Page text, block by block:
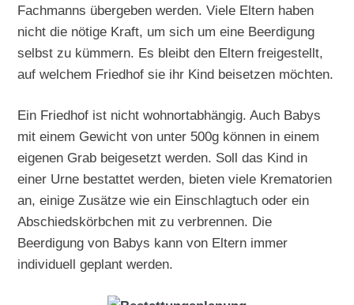
Fachmanns übergeben werden. Viele Eltern haben
nicht die nötige Kraft, um sich um eine Beerdigung
selbst zu kümmern. Es bleibt den Eltern freigestellt,
auf welchem Friedhof sie ihr Kind beisetzen möchten.
Ein Friedhof ist nicht wohnortabhängig. Auch Babys
mit einem Gewicht von unter 500g können in einem
eigenen Grab beigesetzt werden. Soll das Kind in
einer Urne bestattet werden, bieten viele Krematorien
an, einige Zusätze wie ein Einschlagtuch oder ein
Abschiedskörbchen mit zu verbrennen. Die
Beerdigung von Babys kann von Eltern immer
individuell geplant werden.